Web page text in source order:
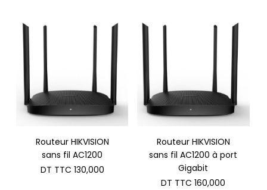
Routeur HIKVISION
sans fil AC1200
DT TTC 130,000
Routeur HIKVISION
sans fil AC1200 à port
Gigabit
DT TTC 160,000